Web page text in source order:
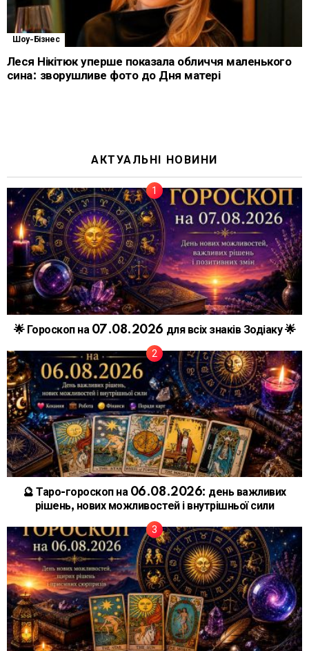
Шоу-Бізнес
Леся Нікітюк уперше показала обличчя маленького
сина: зворушливе фото до Дня матері
АКТУАЛЬНІ НОВИНИ
🌟 Гороскоп на 07.08.2026 для всіх знаків Зодіаку 🌟
🔮 Таро-гороскоп на 06.08.2026: день важливих
рішень, нових можливостей і внутрішньої сили